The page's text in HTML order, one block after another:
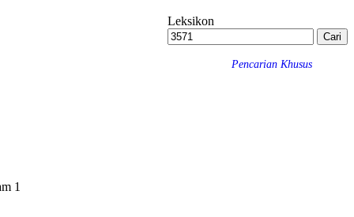
Leksikon
Pencarian Khusus
1